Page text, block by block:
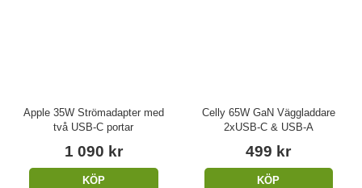
Apple 35W Strömadapter med
två USB-C portar
1 090 kr
KÖP
Celly 65W GaN Väggladdare
2xUSB-C & USB-A
499 kr
KÖP